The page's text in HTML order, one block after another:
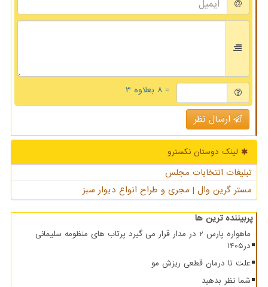
= ۸ بعلاوه ۳
ارسال نظر
لینک دوستان نكسترو
تبلیغات انتخابات مجلس
مستر گرین وال | مجری و طراح انواع دیوار سبز
پربیننده ترین ها
ماهواره پارس 2 در مدار قرار می گیرد پرتاب های منظومه سلیمانی
در1405
علت تا درمان قطعی ریزش مو
شما نظر بدهید